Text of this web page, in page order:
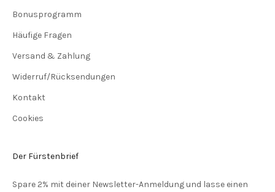
Bonusprogramm
Häufige Fragen
Versand & Zahlung
Widerruf/Rücksendungen
Kontakt
Cookies
Der Fürstenbrief
Spare 2% mit deiner Newsletter-Anmeldung und lasse einen